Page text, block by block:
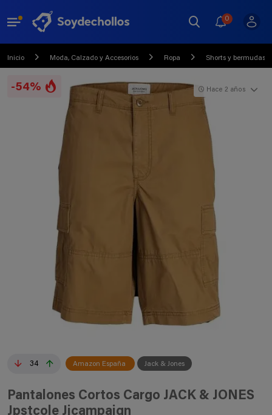
0
Inicio Moda, Calzado y Accesorios Ropa Shorts y bermudas
-54%
34 Amazon España Jack & Jones
Hace 2 años
Pantalones Cortos Cargo JACK & JONES
Jpstcole Jjcampaign